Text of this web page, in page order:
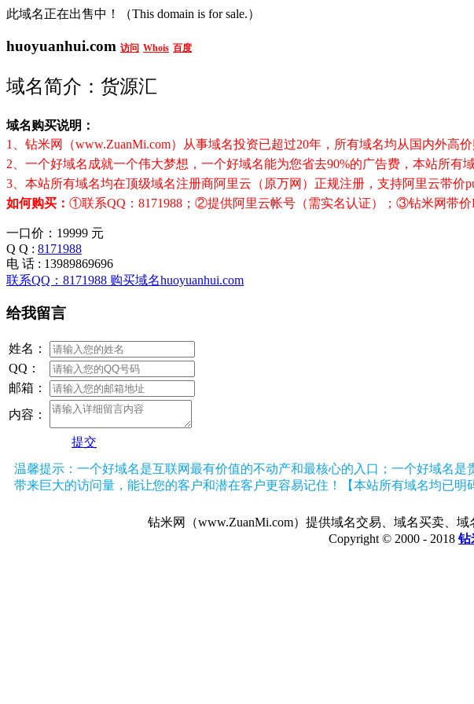
此域名正在出售中！（This domain is for sale.）
huoyuanhui.com 访问 Whois 百度
域名简介：货源汇
域名购买说明：
1、钻米网（www.ZuanMi.com）从事域名投资已超过20年，所有域名均从国内外高
2、一个好域名成就一个伟大梦想，一个好域名能为您省去90%的广告费，本站所有
3、本站所有域名均在顶级域名注册商阿里云（原万网）正规注册，支持阿里云带价
如何购买： ①联系QQ：8171988；②提供阿里云帐号（需实名认证）；③钻米网带价
一口价： 19999 元
Q Q : 8171988
电 话 : 13989869696
联系QQ：8171988 购买域名huoyuanhui.com
给我留言
姓名：
QQ：
邮箱：
内容：
提交
温馨提示：一个好域名是互联网最有价值的不动产和最核心的入口；一个好域名
带来巨大的访问量，能让您的客户和潜在客户更容易记住！【本站所有域名均已明
钻米网（www.ZuanMi.com）提供域名交易、域名买卖、
Copyright © 2000 - 2018钻